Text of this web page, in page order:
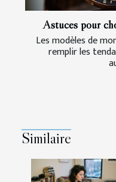
Astuces pour
Les modèles de
remplir les
Similaire